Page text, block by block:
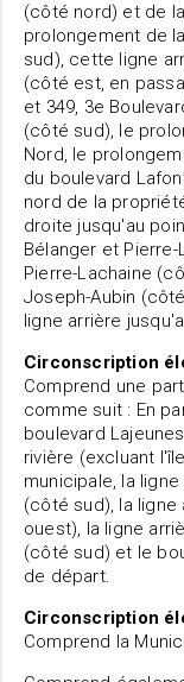
(côté nord) et de
prolongement de
sud), cette ligne
(côté est, en
et 349, 3e
(côté sud), le
Nord, le
du boulevard
nord de la
droite jusqu'au
Bélanger et
Pierre-Lachaine
Joseph-Aubin
ligne arrière
Circonscription
Comprend une
comme suit : En
boulevard
rivière (excluant
municipale, la
(côté sud), la
ouest), la ligne
(côté sud) et le
de départ.
Circonscription
Comprend la